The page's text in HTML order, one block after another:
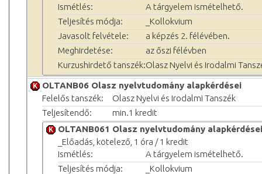
Ismétlés:
A tárgyelem ismételhető.
Teljesítés módja:
_Kollokvium
Javasolt felvétele:
a képzés 2. félévében.
Meghirdetése:
az őszi félévben
Kurzushirdető tanszék:Olasz Nyelvi és Irodalmi
OLTANB06 Olasz nyelvtudomány alapkérdései
Felelős tanszék:
Olasz Nyelvi és Irodalmi Tanszék
Teljesítendő:
min.1 kredit
OLTANB061 Olasz nyelvtudomány alapkérdései
_Előadás, kötelező, 1 óra / 1 kredit
Ismétlés:
A tárgyelem ismételhető.
Teljesítés módja:
_Kollokvium